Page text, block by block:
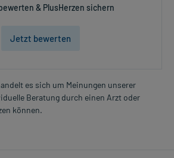
& PlusHerzen sichern
Jetzt bewerten
es sich um Meinungen unserer
Beratung durch einen Arzt oder
können.